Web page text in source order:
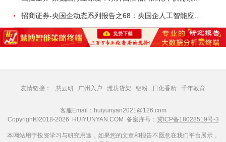
友情链接： 慧云研 广州入户 潍坊货架 铝粉 日化香精 千年教育
客服Email：huiyunyan2021@126.com
Copyright©2018-2026 HUIYUNYAN.COM 备案序号： 冀ICP备18028519号-3
本网站用于投资学习与研究用途，如果您的文章和报告不愿意在我们平台展示，